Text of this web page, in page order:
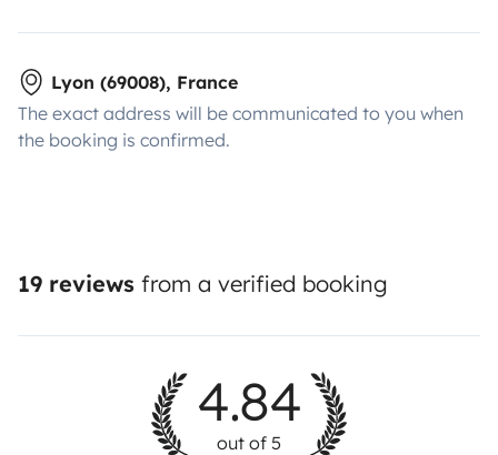
Lyon (69008), France
The exact address will be communicated to you when
the booking is confirmed.
19 reviews from a verified booking
4.84
out of 5